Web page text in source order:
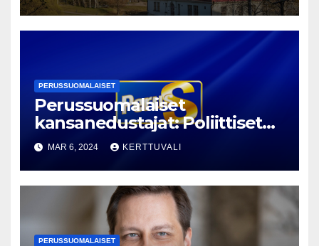
PERUSSUOMALAISET
Perussuomalaiset
kansanedustajat: Poliittiset
lakot on saatava kuriin!
MAR 6, 2024 KERTTUVALI
PERUSSUOMALAISET